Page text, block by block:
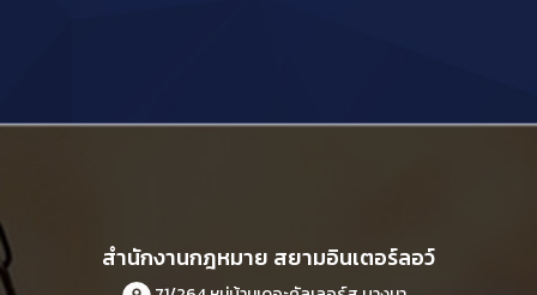
สำนักงานกฎหมาย สยามอินเตอร์ลอว์